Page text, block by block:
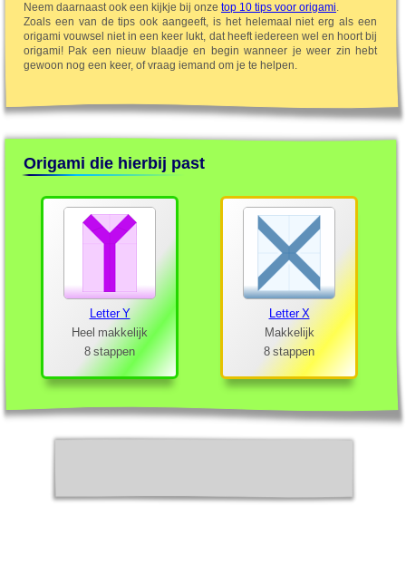
Neem daarnaast ook een kijkje bij onze top 10 tips voor origami.
Zoals een van de tips ook aangeeft, is het helemaal niet erg als een
origami vouwsel niet in een keer lukt, dat heeft iedereen wel en hoort bij
origami! Pak een nieuw blaadje en begin wanneer je weer zin hebt
gewoon nog een keer, of vraag iemand om je te helpen.
Origami die hierbij past
Letter Y
Heel makkelijk
8 stappen
Letter X
Makkelijk
8 stappen